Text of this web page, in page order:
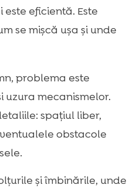
eficientă. Este
se mișcă ușa și unde
problema este
mecanismelor.
spațiul liber,
obstacole
și îmbinările, unde